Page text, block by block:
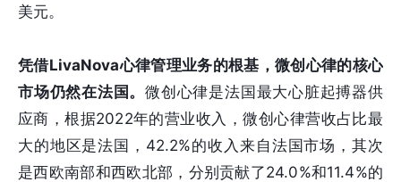
美元。
凭借LivaNova心律管理业务的根基，微创心律的核心
市场仍然在法国。微创心律是法国最大心脏起搏器供
应商，根据2022年的营业收入，微创心律营收占比最
大的地区是法国，42.2%的收入来自法国市场，其次
是西欧南部和西欧北部，分别贡献了24.0%和11.4%的